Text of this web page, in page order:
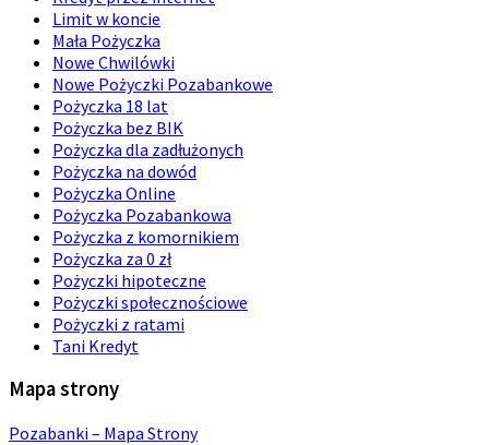
Limit w koncie
Mała Pożyczka
Nowe Chwilówki
Nowe Pożyczki Pozabankowe
Pożyczka 18 lat
Pożyczka bez BIK
Pożyczka dla zadłużonych
Pożyczka na dowód
Pożyczka Online
Pożyczka Pozabankowa
Pożyczka z komornikiem
Pożyczka za 0 zł
Pożyczki hipoteczne
Pożyczki społecznościowe
Pożyczki z ratami
Tani Kredyt
Mapa strony
Pozabanki – Mapa Strony